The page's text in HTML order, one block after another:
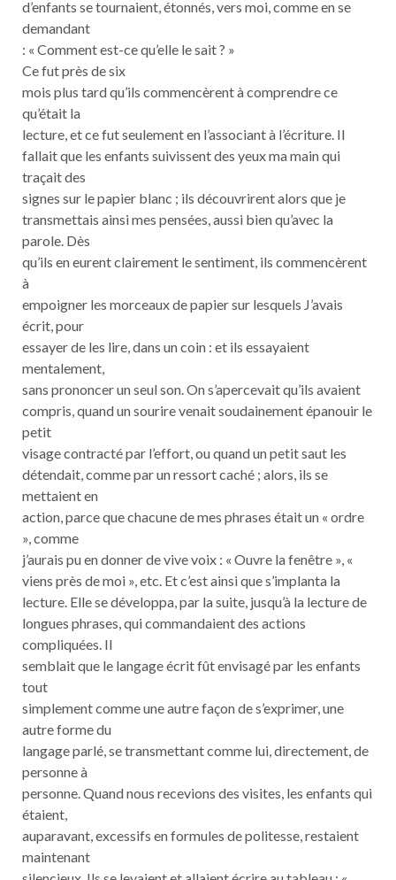
d’enfants se tournaient, étonnés, vers moi, comme en se
demandant
: « Comment est-ce qu’elle le sait ? »
Ce fut près de six
mois plus tard qu’ils commencèrent à comprendre ce
qu’était la
lecture, et ce fut seulement en l’associant à l’écriture. Il
fallait que les enfants suivissent des yeux ma main qui
traçait des
signes sur le papier blanc ; ils découvrirent alors que je
transmettais ainsi mes pensées, aussi bien qu’avec la
parole. Dès
qu’ils en eurent clairement le sentiment, ils commencèrent
à
empoigner les morceaux de papier sur lesquels J’avais
écrit, pour
essayer de les lire, dans un coin : et ils essayaient
mentalement,
sans prononcer un seul son. On s’apercevait qu’ils avaient
compris, quand un sourire venait soudainement épanouir le
petit
visage contracté par l’effort, ou quand un petit saut les
détendait, comme par un ressort caché ; alors, ils se
mettaient en
action, parce que chacune de mes phrases était un « ordre
», comme
j’aurais pu en donner de vive voix : « Ouvre la fenêtre », «
viens près de moi », etc. Et c’est ainsi que s’implanta la
lecture. Elle se développa, par la suite, jusqu’à la lecture de
longues phrases, qui commandaient des actions
compliquées. Il
semblait que le langage écrit fût envisagé par les enfants
tout
simplement comme une autre façon de s’exprimer, une
autre forme du
langage parlé, se transmettant comme lui, directement, de
personne à
personne. Quand nous recevions des visites, les enfants qui
étaient,
auparavant, excessifs en formules de politesse, restaient
maintenant